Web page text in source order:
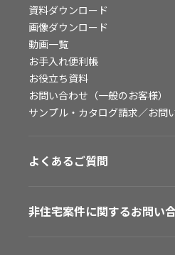
資料ダウンロード
画像ダウンロード
動画一覧
お手入れ便利帳
お役立ち資料
お問い合わせ（一般のお客様）
サンプル・カタログ請求／お問
よくあるご質問
非住宅案件に関するお問い